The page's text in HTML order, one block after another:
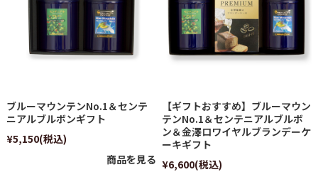
ブルーマウンテンNo.1＆センテ
ニアルブルボンギフト
¥5,150(税込)
商品を見る
【ギフトおすすめ】ブルーマウン
テンNo.1＆センテニアルブルボ
ン＆金澤ロワイヤルブランデーケ
ーキギフト
¥6,600(税込)